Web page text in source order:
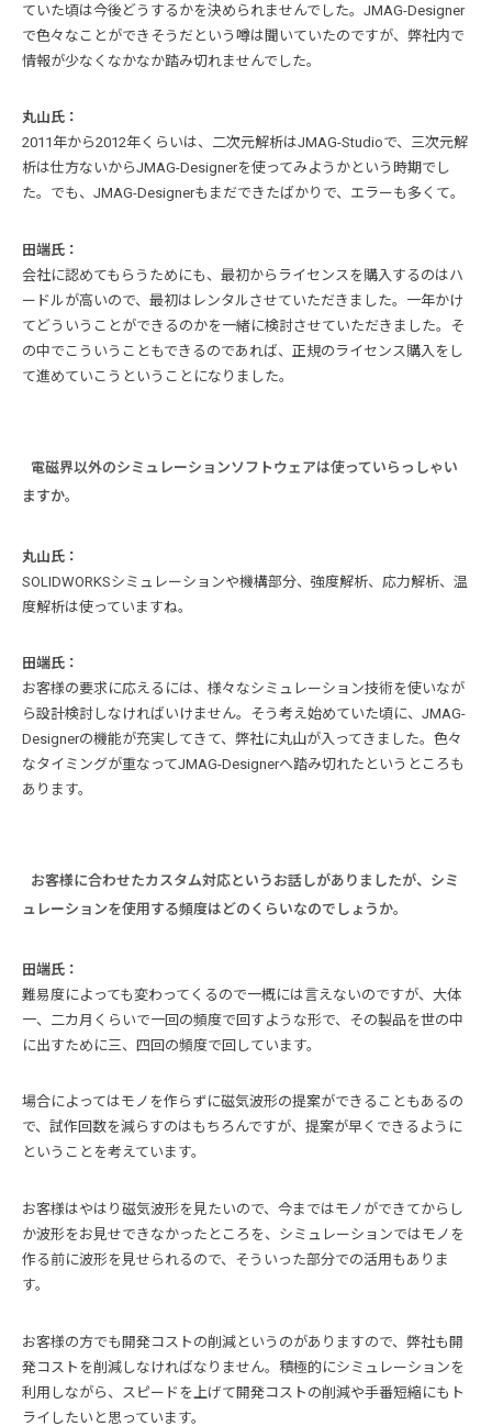
ていた頃は今後どうするかを決められませんでした。JMAG-Designer
で色々なことができそうだという噂は聞いていたのですが、弊社内で
情報が少なくなかなか踏み切れませんでした。
丸山氏：
2011年から2012年くらいは、二次元解析はJMAG-Studioで、三次元解
析は仕方ないからJMAG-Designerを使ってみようかという時期でし
た。でも、JMAG-Designerもまだできたばかりで、エラーも多くて。
田端氏：
会社に認めてもらうためにも、最初からライセンスを購入するのはハ
ードルが高いので、最初はレンタルさせていただきました。一年かけ
てどういうことができるのかを一緒に検討させていただきました。そ
の中でこういうこともできるのであれば、正規のライセンス購入をし
て進めていこうということになりました。
電磁界以外のシミュレーションソフトウェアは使っていらっしゃい
ますか。
丸山氏：
SOLIDWORKSシミュレーションや機構部分、強度解析、応力解析、温
度解析は使っていますね。
田端氏：
お客様の要求に応えるには、様々なシミュレーション技術を使いなが
ら設計検討しなければいけません。そう考え始めていた頃に、JMAG-
Designerの機能が充実してきて、弊社に丸山が入ってきました。色々
なタイミングが重なってJMAG-Designerへ踏み切れたというところも
あります。
お客様に合わせたカスタム対応というお話しがありましたが、シミ
ュレーションを使用する頻度はどのくらいなのでしょうか。
田端氏：
難易度によっても変わってくるので一概には言えないのですが、大体
一、二カ月くらいで一回の頻度で回すような形で、その製品を世の中
に出すために三、四回の頻度で回しています。
場合によってはモノを作らずに磁気波形の提案ができることもあるの
で、試作回数を減らすのはもちろんですが、提案が早くできるように
ということを考えています。
お客様はやはり磁気波形を見たいので、今まではモノができてからし
か波形をお見せできなかったところを、シミュレーションではモノを
作る前に波形を見せられるので、そういった部分での活用もありま
す。
お客様の方でも開発コストの削減というのがありますので、弊社も開
発コストを削減しなければなりません。積極的にシミュレーションを
利用しながら、スピードを上げて開発コストの削減や手番短縮にもト
ライしたいと思っています。